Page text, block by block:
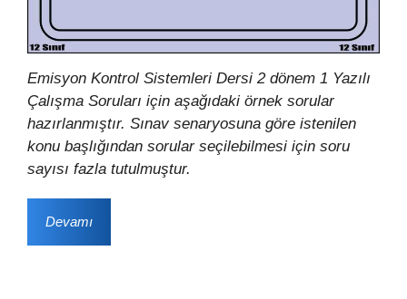
Emisyon Kontrol Sistemleri Dersi 2 dönem 1 Yazılı
Çalışma Soruları için aşağıdaki örnek sorular
hazırlanmıştır. Sınav senaryosuna göre istenilen
konu başlığından sorular seçilebilmesi için soru
sayısı fazla tutulmuştur.
Devamı